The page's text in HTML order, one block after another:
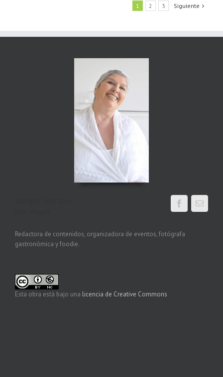
1 2 3 Siguiente
Redactora de contenidos, organizadora de eventos, fotógrafa
gastronómica y foodie.
Esta obra está bajo una licencia de Creative Commons